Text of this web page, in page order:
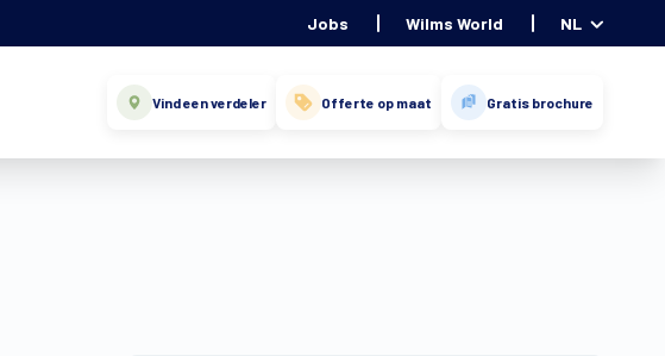
Jobs Wilms World NL
Vind een verdeler Offerte op maat Gratis brochure